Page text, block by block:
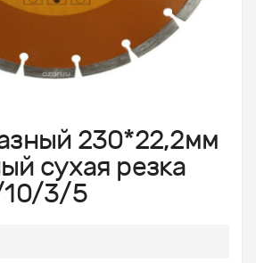
230*22,2мм
сухая резка
10/3/5